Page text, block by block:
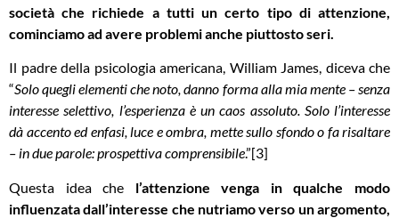
società che richiede a tutti un certo tipo di attenzione,
cominciamo ad avere problemi anche piuttosto seri.
Il padre della psicologia americana, William James, diceva che
“Solo quegli elementi che noto, danno forma alla mia mente – senza
interesse selettivo, l’esperienza è un caos assoluto. Solo l’interesse
dà accento ed enfasi, luce e ombra, mette sullo sfondo o fa risaltare
– in due parole: prospettiva comprensibile.”[3]
Questa idea che l’attenzione venga in qualche modo
influenzata dall’interesse che nutriamo verso un argomento,